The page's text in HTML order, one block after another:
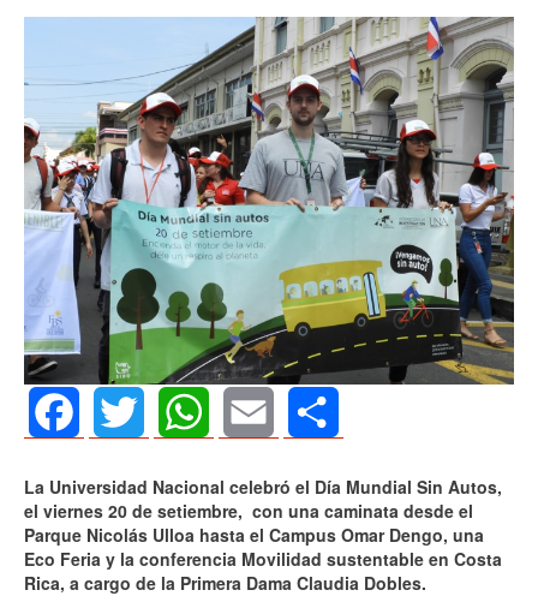
La Universidad Nacional celebró el Día Mundial Sin Autos,
el viernes 20 de setiembre, con una caminata desde el
Parque Nicolás Ulloa hasta el Campus Omar Dengo, una
Eco Feria y la conferencia Movilidad sustentable en Costa
Rica, a cargo de la Primera Dama Claudia Dobles.